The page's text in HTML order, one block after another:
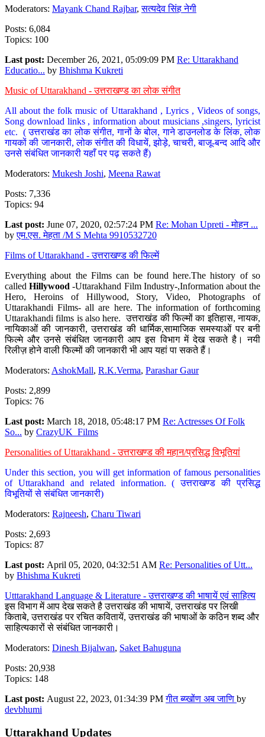
Moderators: Mayank Chand Rajbar,सत्यदेव सिंह नेगी
Posts: 6,084
Topics: 100
Last post: December 26, 2021, 05:09:09 PM Re: Uttarakhand
Educatio... by Bhishma Kukreti
Music of Uttarakhand - उत्तराखण्ड का लोक संगीत
All about the folk music of Uttarakhand , Lyrics , Videos of songs,
Song download links , information about musicians ,singers, lyricist
etc. ( उत्तराखंड का लोक संगीत, गानों के बोल, गाने डाउनलोड के लिंक, लोक
गायकों की जानकारी, लोक संगीत की विधायें, झोड़े, चाचरी, बाजू-बन्द आदि और
उनसे संबंधित जानकारी यहाँ पर पढ़ सकते हैं)
Moderators: Mukesh Joshi, Meena Rawat
Posts: 7,336
Topics: 94
Last post: June 07, 2020, 02:57:24 PM Re: Mohan Upreti - मोहन ...
byएम.एस. मेहता /M S Mehta 9910532720
Films of Uttarakhand - उत्तराखण्ड की फिल्में
Everything about the Films can be found here.The history of so
calledHillywood-Uttarakhand Film Industry-,Information about the
Hero, Heroins of Hillywood, Story, Video, Photographs of
Uttarakhandi Films- all are here. The information of forthcoming
Uttarakhandi films is also here. उत्तराखंड की फिल्मों का इतिहास, नायक,
नायिकाओं की जानकारी, उत्तराखंड की धार्मिक,सामाजिक समस्याओं पर बनी
फिल्मे और उनसे संबंधित जानकारी आप इस विभाग में देख सकते है। नयी
रिलीज़ होने वाली फिल्मों की जानकारी भी आप यहां पा सकते हैं।
Moderators: AshokMall, R.K.Verma, Parashar Gaur
Posts: 2,899
Topics: 76
Last post: March 18, 2018, 05:48:17 PM Re: Actresses Of Folk
So... by CrazyUK_Films
Personalities of Uttarakhand - उत्तराखण्ड की महान/प्रसिद्ध विभूतियां
Under this section, you will get information of famous personalities
of Uttarakhand and related information. ( उत्तराखण्ड की प्रसिद्ध
विभूतियों से संबंधित जानकारी)
Moderators: Rajneesh, Charu Tiwari
Posts: 2,693
Topics: 87
Last post: April 05, 2020, 04:32:51 AM Re: Personalities of Utt...
by Bhishma Kukreti
Utttarakhand Language & Literature - उत्तराखण्ड की भाषायें एवं साहित्य
इस विभाग में आप देख सकते है उत्तराखंड की भाषायें, उत्तराखंड पर लिखी
किताबे, उत्तराखंड पर रचित कवितायें, उत्तराखंड की भाषाओं के कठिन शब्द और
साहित्यकारों से संबंधित जानकारी।
Moderators: Dinesh Bijalwan, Saket Bahuguna
Posts: 20,938
Topics: 148
Last post: August 22, 2023, 01:34:39 PMगीत ब्य्खोंण अब जाणि by
devbhumi
Uttarakhand Updates